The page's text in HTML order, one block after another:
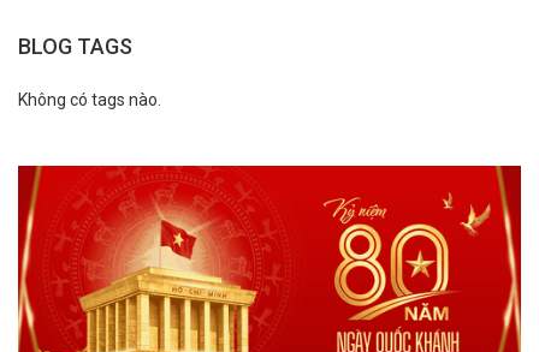
BLOG TAGS
Không có tags nào.